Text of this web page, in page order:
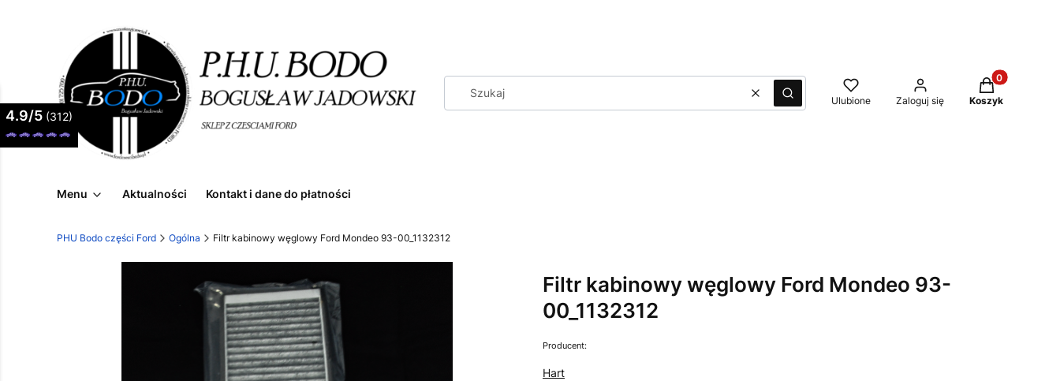
WyczyśćSzukaj Ulubione Zaloguj się
Produkty w
Koszyk
Menu Aktualności Kontakt i dane do płatności
PHU Bodo części Ford Ogólna Filtr kabinowy węglowy Ford Mondeo 93-00_1132312
Filtr kabinowy węglowy Ford Mondeo 93-
00_1132312
Producent:
Hart
4.9/5 (312)